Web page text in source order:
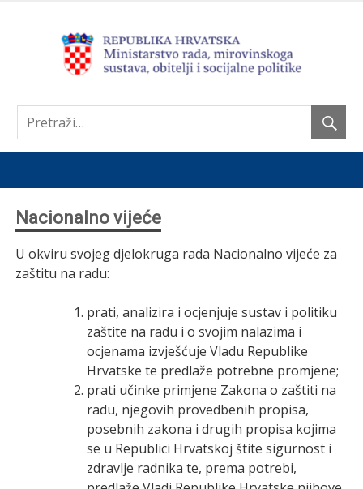
Nacionalno vijeće
U okviru svojeg djelokruga rada Nacionalno vijeće za
zaštitu na radu:
prati, analizira i ocjenjuje sustav i politiku
zaštite na radu i o svojim nalazima i
ocjenama izvješćuje Vladu Republike
Hrvatske te predlaže potrebne promjene;
prati učinke primjene Zakona o zaštiti na
radu, njegovih provedbenih propisa,
posebnih zakona i drugih propisa kojima
se u Republici Hrvatskoj štite sigurnost i
zdravlje radnika te, prema potrebi,